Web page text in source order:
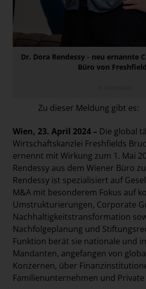
Österreichische Post AG
Paradies Garten
section.d
The Hoxton
Unibail-Rodamco-Westfield
Vöslauer
NMK
MEDIA
KONTAKT
Dr. Dora Rendessy - neu ernannte
Büro von
Zu dieser Meldung gibt es:
Wien, 23. April 2024 – Die global
Wirtschaftskanzlei Freshfields
ernennt mit Wirkung zum 1. Mai
Rendessy aus dem Wiener Büro
Rendessy ist spezialisiert auf
M&A mit besonderem Fokus auf
Umstrukturierungen, Corporate
Nachhaltigkeitstransformation
Nachfolgeplanung und
Funktion berät sie nationale und
Mandanten, angefangen von
Konzernen, über
Familienunternehmen und Private